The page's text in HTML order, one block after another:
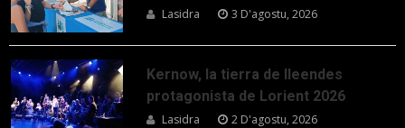
Lasidra 3 D'agostu, 2026
Kernow, la tierra de lleendes
protagonista de Lorient 2026
Lasidra 2 D'agostu, 2026